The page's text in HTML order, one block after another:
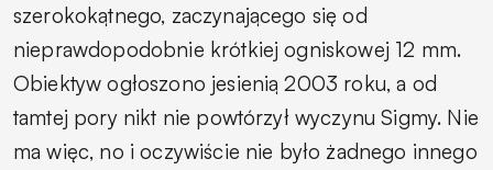
szerokokątnego, zaczynającego się od
nieprawdopodobnie krótkiej ogniskowej 12 mm.
Obiektyw ogłoszono jesienią 2003 roku, a od
tamtej pory nikt nie powtórzył wyczynu Sigmy. Nie
ma więc, no i oczywiście nie było żadnego innego